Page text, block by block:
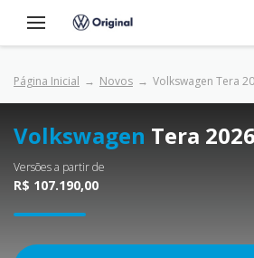
Página Inicial Novos Volkswagen Tera
Volkswagen Tera 2026
Versões a partir de
R$ 107.190,00